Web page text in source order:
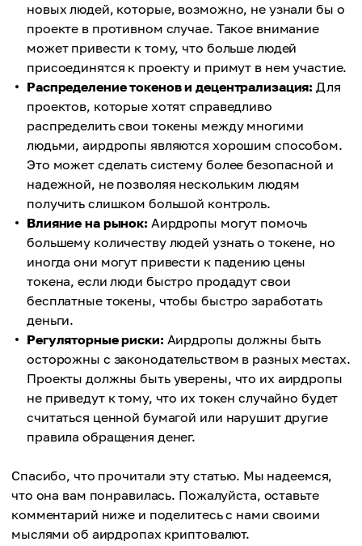
новых людей, которые, возможно, не узнали бы о
проекте в противном случае. Такое внимание
может привести к тому, что больше людей
присоединятся к проекту и примут в нем участие.
Распределение токенов и децентрализация: Для
проектов, которые хотят справедливо
распределить свои токены между многими
людьми, аирдропы являются хорошим способом.
Это может сделать систему более безопасной и
надежной, не позволяя нескольким людям
получить слишком большой контроль.
Влияние на рынок: Аирдропы могут помочь
большему количеству людей узнать о токене, но
иногда они могут привести к падению цены
токена, если люди быстро продадут свои
бесплатные токены, чтобы быстро заработать
деньги.
Регуляторные риски: Аирдропы должны быть
осторожны с законодательством в разных местах.
Проекты должны быть уверены, что их аирдропы
не приведут к тому, что их токен случайно будет
считаться ценной бумагой или нарушит другие
правила обращения денег.
Спасибо, что прочитали эту статью. Мы надеемся,
что она вам понравилась. Пожалуйста, оставьте
комментарий ниже и поделитесь с нами своими
мыслями об аирдропах криптовалют.